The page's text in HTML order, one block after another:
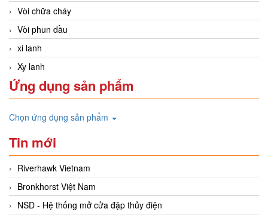
Vòi chữa cháy
Vòi phun dầu
xi lanh
Xy lanh
Ứng dụng sản phẩm
Chọn ứng dụng sản phẩm
Tin mới
Riverhawk Vietnam
Bronkhorst Việt Nam
NSD - Hệ thống mở cửa đập thủy điện